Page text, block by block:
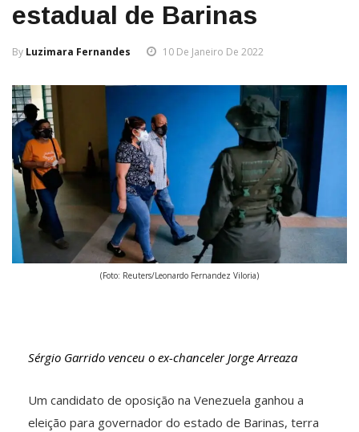
estadual de Barinas
By Luzimara Fernandes 10 De Janeiro De 2022
(Foto: Reuters/Leonardo Fernandez Viloria)
Sérgio Garrido venceu o ex-chanceler Jorge Arreaza
Um candidato de oposição na Venezuela ganhou a
eleição para governador do estado de Barinas, terra